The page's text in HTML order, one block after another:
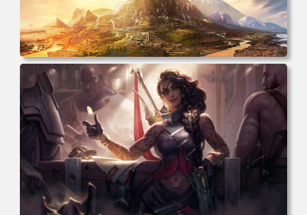
电脑壁纸 奇幻 雕像 风景 云 河流 游戏CG 神 游戏 游戏CG
电脑桌面 高清壁纸 壁纸下载 壁纸大全